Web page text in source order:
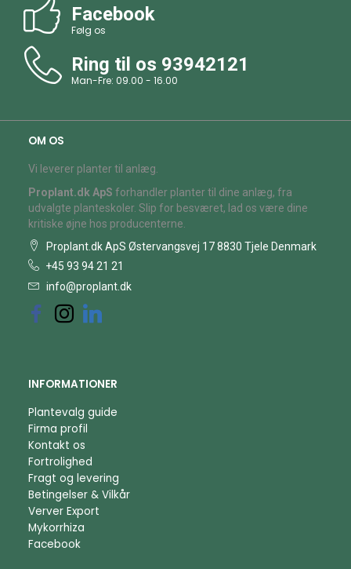
Facebook
Følg os
Ring til os 93942121
Man-Fre: 09.00 - 16.00
OM OS
Vi leverer planter til anlæg.
Proplant.dk ApS forhandler planter til dine anlæg, fra
udvalgte planteskoler. Slip for besværet, lad os være dine
kritiske øjne hos producenterne.
Proplant.dk ApS Østervangsvej 17 8830 Tjele Denmark
+45 93 94 21 21
info@proplant.dk
INFORMATIONER
Plantevalg guide
Firma profil
Kontakt os
Fortrolighed
Fragt og levering
Betingelser & Vilkår
Verver Export
Mykorrhiza
Facebook